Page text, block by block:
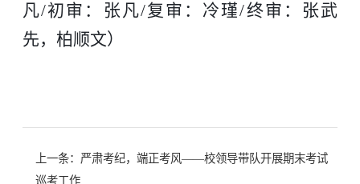
凡/初审：张凡/复审：冷瑾/终审：张武
先，柏顺文）
上一条： 严肃考纪，端正考风——校领导带队开展期末考试
巡考工作